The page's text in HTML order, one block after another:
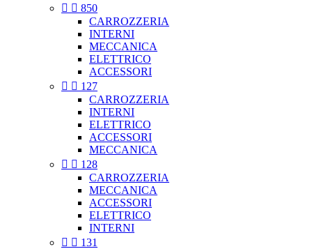
  850
CARROZZERIA
INTERNI
MECCANICA
ELETTRICO
ACCESSORI
  127
CARROZZERIA
INTERNI
ELETTRICO
ACCESSORI
MECCANICA
  128
CARROZZERIA
MECCANICA
ACCESSORI
ELETTRICO
INTERNI
  131